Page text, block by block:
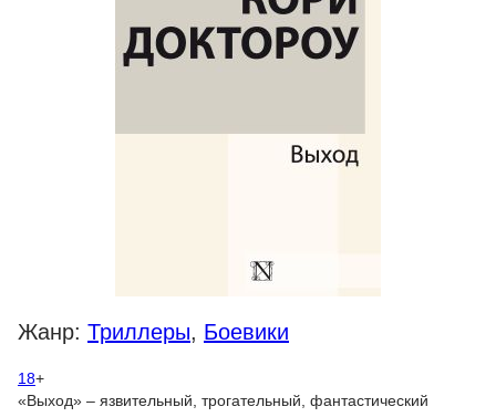
Жанр: Триллеры, Боевики
18+
«Выход» – язвительный, трогательный, фантастический